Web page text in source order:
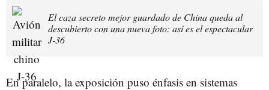
El caza secreto mejor guardado de China queda al
descubierto con una nueva foto: así es el espectacular
J-36
En paralelo, la exposición puso énfasis en sistemas